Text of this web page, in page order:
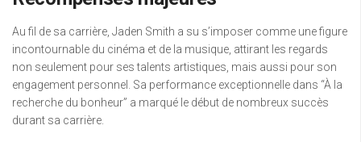
Au fil de sa carrière, Jaden Smith a su s’imposer comme une figure
incontournable du cinéma et de la musique, attirant les regards
non seulement pour ses talents artistiques, mais aussi pour son
engagement personnel. Sa performance exceptionnelle dans “À la
recherche du bonheur” a marqué le début de nombreux succès
durant sa carrière.